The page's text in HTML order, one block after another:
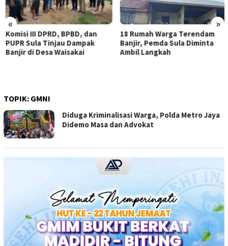
« »
Komisi III DPRD, BPBD, dan
PUPR Sula Tinjau Dampak
Banjir di Desa Waisakai
18 Rumah Warga Terendam
Banjir, Pemda Sula Diminta
Ambil Langkah
TOPIK: GMNI
Diduga Kriminalisasi Warga, Polda Metro Jaya
Didemo Masa dan Advokat